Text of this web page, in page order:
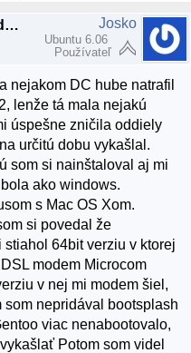
Re: anketka dva - ako ste sa dostali k linuxu? :) Josko
Ubuntu 6.06
Používateľ
nejakom DC hube natrafil
lenže tá mala nejakú
úspešne zničila oddiely
určitú dobu vykašlal.
som si nainštaloval aj mi
ako windows.
s Mac OS Xom.
si povedal že
64bit verziu v ktorej
modem Microcom
v nej mi modem šiel,
nepridával bootsplash
viac nenabootovalo,
Potom som videl